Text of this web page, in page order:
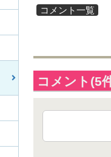
コメント一覧
コメント(5